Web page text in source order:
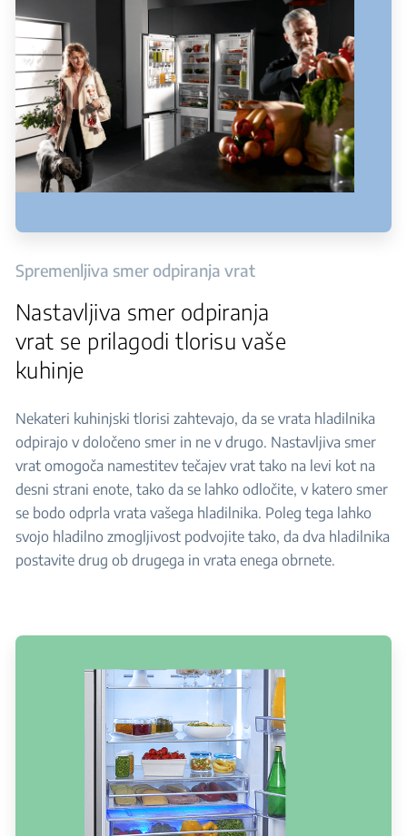
Spremenljiva smer odpiranja vrat
Nastavljiva smer odpiranja
vrat se prilagodi tlorisu vaše
kuhinje
Nekateri kuhinjski tlorisi zahtevajo, da se vrata hladilnika
odpirajo v določeno smer in ne v drugo. Nastavljiva smer
vrat omogoča namestitev tečajev vrat tako na levi kot na
desni strani enote, tako da se lahko odločite, v katero smer
se bodo odprla vrata vašega hladilnika. Poleg tega lahko
svojo hladilno zmogljivost podvojite tako, da dva hladilnika
postavite drug ob drugega in vrata enega obrnete.